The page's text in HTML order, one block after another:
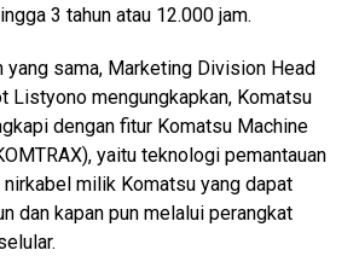
3 tahun atau 12.000 jam.
yang sama, Marketing Division Head
Listyono mengungkapkan, Komatsu
dengan fitur Komatsu Machine
yaitu teknologi pemantauan
milik Komatsu yang dapat
dan kapan pun melalui perangkat